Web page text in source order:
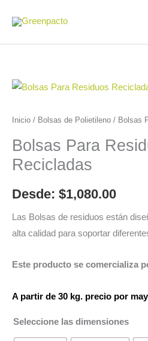
Inicio / Bolsas de Polietileno / Bolsas
Bolsas Para
Recicladas
Desde: $1,080.00
Las Bolsas de residuos están
alta calidad para soportar
Este producto se comercializa
A partir de 30 kg. precio por
Seleccione las dimensiones
Bolsas
Residuos
cantidad